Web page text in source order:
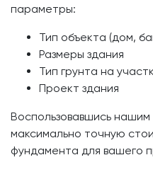
параметры:
Тип объекта (дом,
Размеры здания
Тип грунта на
Проект здания
Воспользовавшись нашим
максимально точную
фундамента для вашего